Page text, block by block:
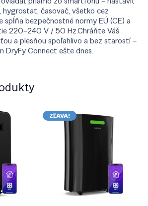
hygrostat, časovač, všetko cez
spĺňa bezpečnostné normy EÚ (CE) a
220–240 V / 50 Hz.Chráňte Váš
a plesňou spoľahlivo a bez starostí –
DryFy Connect ešte dnes.
ZĽAVA!